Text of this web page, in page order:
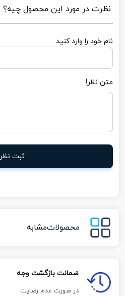
نظرت در مورد این محصول چیه؟
نام خود را وارد کنید
متن نظر!
ثبت نظر
محصولاتمشابه
ضمانت بازگشت وجه
در صورت عدم رضایت